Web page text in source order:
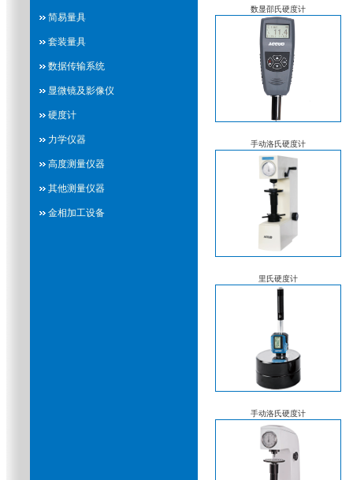
简易量具
套装量具
数据传输系统
显微镜及影像仪
硬度计
力学仪器
高度测量仪器
其他测量仪器
金相加工设备
数显邵氏硬度计
手动洛氏硬度计
里氏硬度计
手动洛氏硬度计